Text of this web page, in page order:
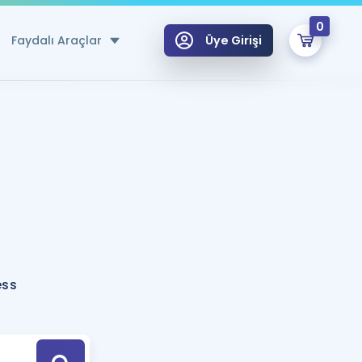
Faydalı Araçlar
Hesaplama Aracı
için Öneriler
Tek Takvimde
Üye Girişi
0
Hoca ile seni sınava hazırlayacak onlarca eğitim seni bekliyor!